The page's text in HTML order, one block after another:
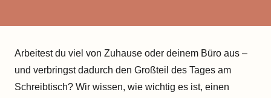
Arbeitest du viel von Zuhause oder deinem Büro aus –
und verbringst dadurch den Großteil des Tages am
Schreibtisch? Wir wissen, wie wichtig es ist, einen